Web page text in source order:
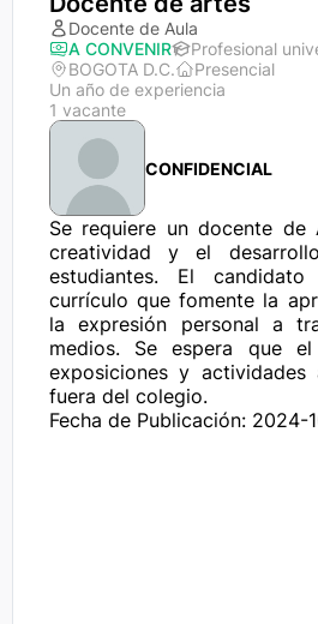
Docente de Aula
A CONVENIR
Profesional
BOGOTA D.C.
Presencial
Un año de experiencia
1 vacante
CONFIDENCIAL
Se requiere un docente de
creatividad y el
estudiantes. El
currículo que fomente la
la expresión personal a
medios. Se espera que
exposiciones y
fuera del colegio.
Fecha de Publicación: 2024-